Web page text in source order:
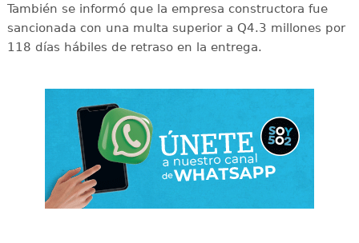
También se informó que la empresa constructora fue
sancionada con una multa superior a Q4.3 millones por
118 días hábiles de retraso en la entrega.